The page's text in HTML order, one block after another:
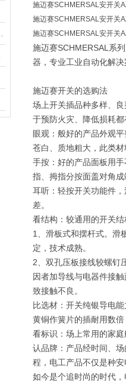
施迈赛SCHMERSAL安开关
施迈赛SCHMERSAL安开关
施迈赛SCHMERSAL安开关
施迈赛SCHMERSAL系
器，专业工业自动化解
施迈赛开关的选购法
场上开关插品种多样、
于预防火灾、降低损耗都
眼观：般好的产品外观
苍白、质地粗大，此类
手按：好的产品面板用
指、拇指分按面盖对角
耳听：轻按开关功能件
差。
看结构：较通用的开关结
1、滑板式和摆杆式。滑
定，技术成熟。
2、双孔压板接线较螺钉
因者加导线与电器件接
致接触不良。
比选材：开关纯银导电
黄铜作簧片的插耐用数
看标识：场上常用的家
认品牌：产品经时间、
程，电工产品不仅是种
如今是个追时尚的时代